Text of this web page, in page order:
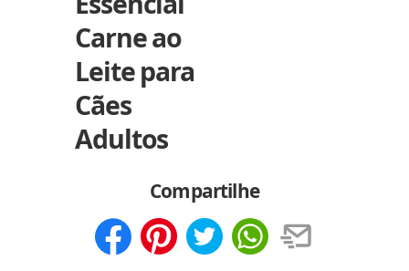
Carne ao
Leite para
Cães
Adultos
Compartilhe